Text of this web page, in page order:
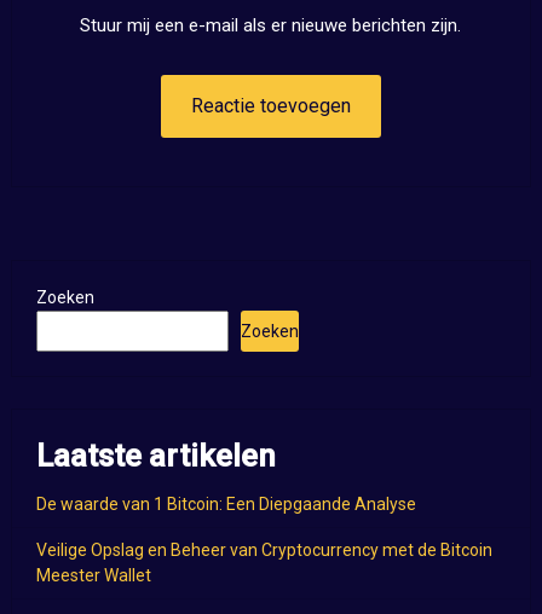
Stuur mij een e-mail als er nieuwe berichten zijn.
Zoeken
Zoeken
Laatste artikelen
De waarde van 1 Bitcoin: Een Diepgaande Analyse
Veilige Opslag en Beheer van Cryptocurrency met de Bitcoin
Meester Wallet